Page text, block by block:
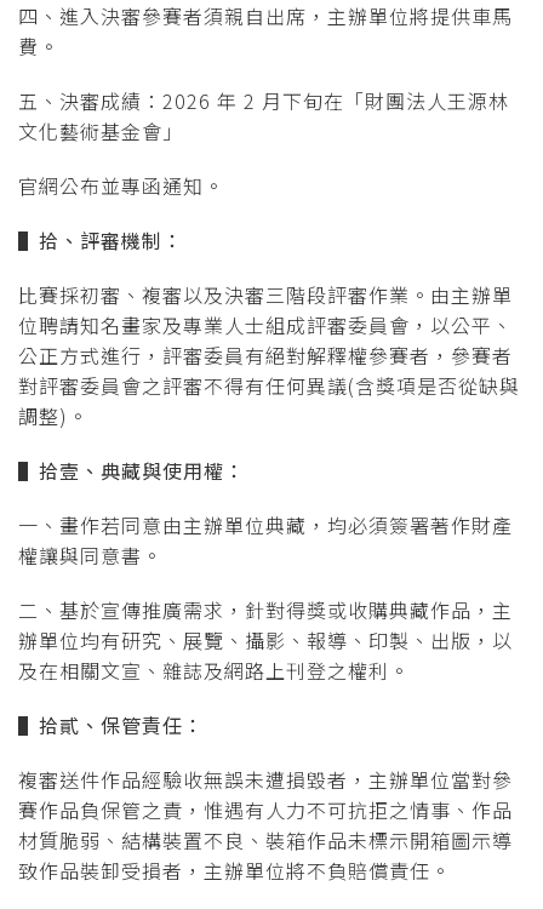
四、進入決審參賽者須親自出席，主辦單位將提供車馬
費。
五、決審成績：2026 年 2 月下旬在「財團法人王源林
文化藝術基金會」
官網公布並專函通知。
▌ 拾、評審機制：
比賽採初審、複審以及決審三階段評審作業。由主辦單
位聘請知名畫家及專業人士組成評審委員會，以公平、
公正方式進行，評審委員有絕對解釋權參賽者，參賽者
對評審委員會之評審不得有任何異議(含獎項是否從缺與
調整)。
▌拾壹、典藏與使用權：
一、畫作若同意由主辦單位典藏，均必須簽署著作財產
權讓與同意書。
二、基於宣傳推廣需求，針對得獎或收購典藏作品，主
辦單位均有研究、展覽、攝影、報導、印製、出版，以
及在相關文宣、雜誌及網路上刊登之權利。
▌ 拾貳、保管責任：
複審送件作品經驗收無誤未遭損毀者，主辦單位當對參
賽作品負保管之責，惟遇有人力不可抗拒之情事、作品
材質脆弱、結構裝置不良、裝箱作品未標示開箱圖示導
致作品裝卸受損者，主辦單位將不負賠償責任。